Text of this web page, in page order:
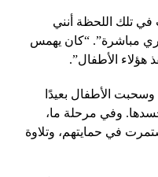
تلك اللحظة أنني
مباشرة”. “كان يهمس
الأطفال”.
وسحبت الأطفال بعيدًا
وفي مرحلة ما،
في حمايتهم، وتلاوة